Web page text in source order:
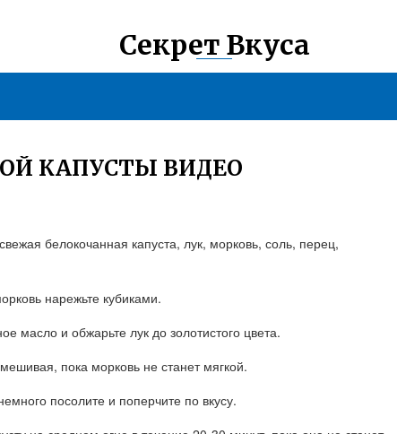
Секрет Вкуса
КАПУСТЫ ВИДЕО
белокочанная капуста, лук, морковь, соль, перец,
нарежьте кубиками.
масло и обжарьте лук до золотистого цвета.
пока морковь не станет мягкой.
посолите и поперчите по вкусу.